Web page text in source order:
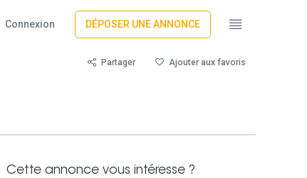
Connexion DÉPOSER UNE ANNONCE
Partager Ajouter aux favoris
Cette annonce vous intéresse ?